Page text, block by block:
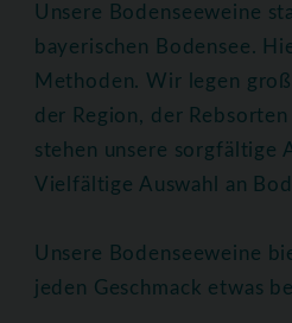
Unsere Bodenseeweine
bayerischen Bodensee.
Methoden. Wir legen
der Region, der
stehen unsere sorgfältige
Vielfältige Auswahl an
Unsere Bodenseeweine
jeden Geschmack etwas